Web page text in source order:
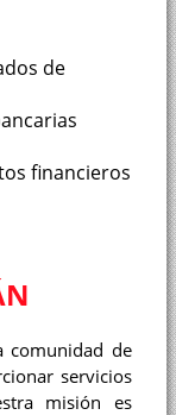
de
financieros
de
servicios
misión es